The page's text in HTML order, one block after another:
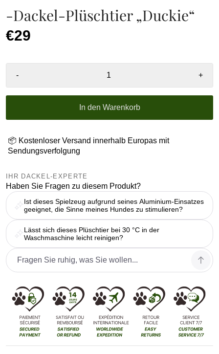
-Dackel-Plüschtier „Duckie“
€29
- +
In den Warenkorb
📦 Kostenloser Versand innerhalb Europas mit
Sendungsverfolgung
IHR DACKEL-EXPERTE
Haben Sie Fragen zu diesem Produkt?
Ist dieses Spielzeug aufgrund seines Aluminium-Einsatzes
geeignet, die Sinne meines Hundes zu stimulieren?
Lässt sich dieses Plüschtier bei 30 °C in der
Waschmaschine leicht reinigen?